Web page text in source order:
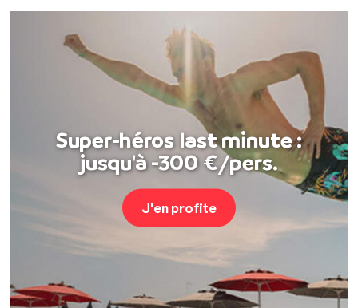
Super-héros last minute :
jusqu'à -300 €/pers.
J'en profite